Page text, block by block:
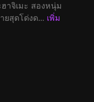
าจิเมะ สองหนุ่ม
ยสุดโด่งด... เพิ่ม